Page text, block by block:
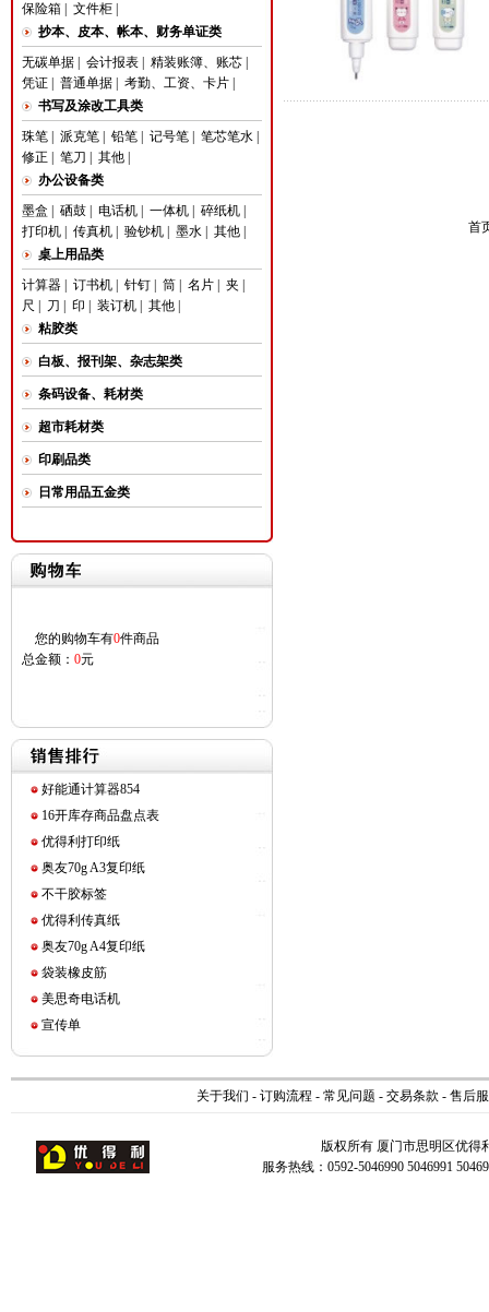
保险箱| 文件柜|
抄本、皮本、帐本、财务单证类
无碳单据| 会计报表| 精装账簿、账芯|
凭证| 普通单据| 考勤、工资、卡片|
书写及涂改工具类
珠笔| 派克笔| 铅笔| 记号笔| 笔芯笔水|
修正
笔刀 其他|
办公设备类
墨盒
硒鼓| 电话机| 一体机| 碎纸机|
打印机| 传真机| 验钞机| 墨水| 其他|
桌上用品类
计算器| 订书机| 针钉| 筒| 名片| 夹
尺
刀 印 装订机| 其他|
粘胶类
白板、报刊架、杂志架类
条码设备、耗材类
超市耗材类
印刷品类
日常用品五金类
您的购物车有0件商品
总金额： 0元
好能通计算器854
16开库存商品盘点表
优得利打印纸
奥友70g A3复印纸
不干胶标签
优得利传真纸
奥友70g A4复印纸
袋装橡皮筋
美思奇电话机
宣传单
首
关于我们 - 订购流程 - 常见问题 - 交易条款 - 售后
版权所有 厦门市思明区优
服务热线：0592-5046990 5046991